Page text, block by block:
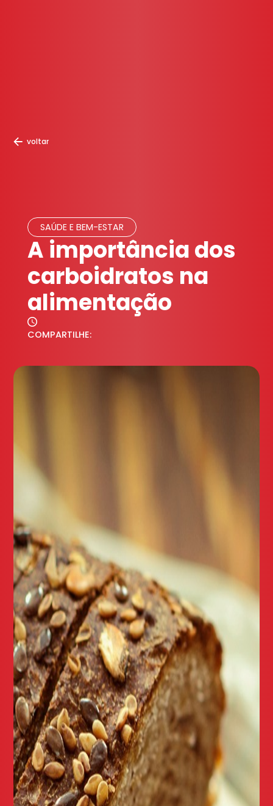
voltar
SAÚDE E BEM-ESTAR
A importância dos
carboidratos na
alimentação
COMPARTILHE: